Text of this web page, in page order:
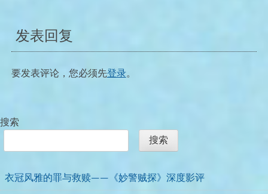
航
发表回复
要发表评论，您必须先登录。
搜索
搜索
衣冠风雅的罪与救赎——《妙警贼探》深度影评